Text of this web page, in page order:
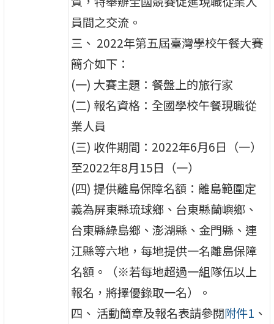
員間之交流。
三、 2022年第五屆臺灣學校午餐大賽
簡介如下：
(一) 大賽主題：餐盤上的旅行家
(二) 報名資格：全國學校午餐現職從
業人員
(三) 收件期間：2022年6月6日（一）
至2022年8月15日（一）
(四) 提供離島保障名額：離島範圍定
義為屏東縣琉球鄉、台東縣蘭嶼鄉、
台東縣綠島鄉、澎湖縣、金門縣、連
江縣等六地，每地提供一名離島保障
名額。（※若每地超過一組隊伍以上
報名，將擇優錄取一名）。
四、 活動簡章及報名表請參閱附件1 、